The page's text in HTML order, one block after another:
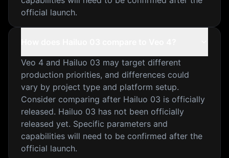
official launch.
Veo 4 and Hailuo 03 may target different
production priorities, and differences could
vary by project type and platform setup.
Consider comparing after Hailuo 03 is officially
released. Hailuo 03 has not been officially
released yet. Specific parameters and
capabilities will need to be confirmed after the
official launch.